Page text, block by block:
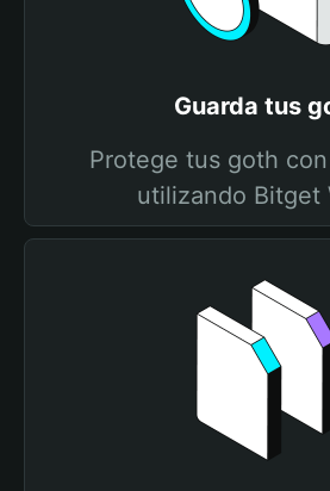
Guarda tus
Protege tus goth
utilizando Bitget